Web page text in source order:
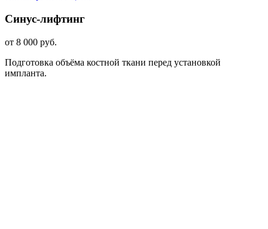
Синус-лифтинг
от 8 000 руб.
Подготовка объёма костной ткани перед установкой
импланта.